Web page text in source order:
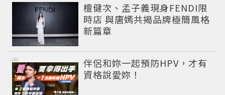
檀健次、孟子義現身FENDI限
時店 與唐嫣共揭品牌極簡風格
新篇章
伴侶和妳一起預防HPV，才有
資格說愛妳！
PR